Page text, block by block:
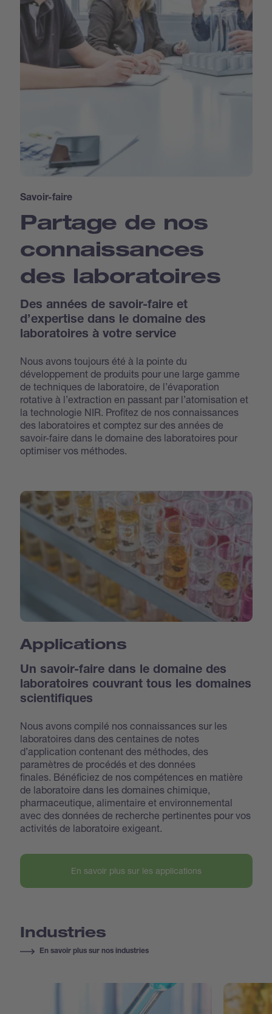
Savoir-faire
Partage de nos
connaissances
des laboratoires
Des années de savoir-faire et
d’expertise dans le domaine des
laboratoires à votre service
Nous avons toujours été à la pointe du
développement de produits pour une large gamme
de techniques de laboratoire, de l’évaporation
rotative à l’extraction en passant par l’atomisation et
la technologie NIR. Profitez de nos connaissances
des laboratoires et comptez sur des années de
savoir-faire dans le domaine des laboratoires pour
optimiser vos méthodes.
Applications
Un savoir-faire dans le domaine des
laboratoires couvrant tous les domaines
scientifiques
Nous avons compilé nos connaissances sur les
laboratoires dans des centaines de notes
d’application contenant des méthodes, des
paramètres de procédés et des données
finales. Bénéficiez de nos compétences en matière
de laboratoire dans les domaines chimique,
pharmaceutique, alimentaire et environnemental
avec des données de recherche pertinentes pour vos
activités de laboratoire exigeant.
En savoir plus sur les applications
Industries
En savoir plus sur nos industries